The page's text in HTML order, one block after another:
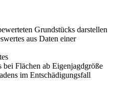
Grundstücks darstellen
aus Daten einer
bei Flächen ab Eigenjagdgröße
im Entschädigungsfall